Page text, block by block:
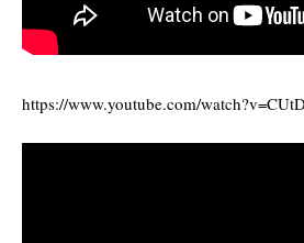
https://www.youtube.com/